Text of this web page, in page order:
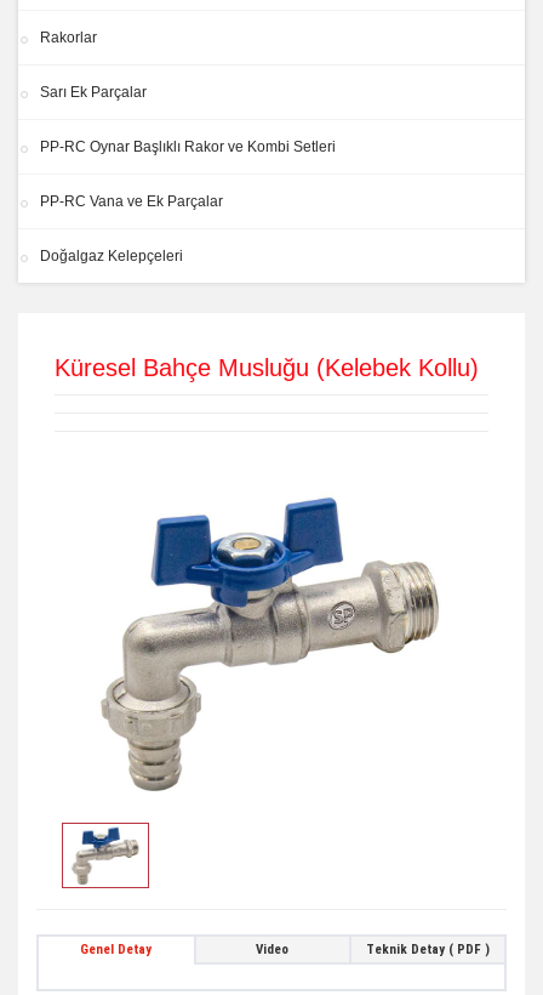
Rakorlar
Sarı Ek Parçalar
PP-RC Oynar Başlıklı Rakor ve Kombi Setleri
PP-RC Vana ve Ek Parçalar
Doğalgaz Kelepçeleri
Küresel Bahçe Musluğu (Kelebek Kollu)
Genel Detay Video Teknik Detay ( PDF )